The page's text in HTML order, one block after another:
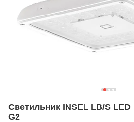
Светильник INSEL LB/S LED
G2